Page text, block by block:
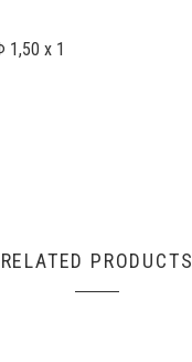
1,50 x 1
RELATED PRODUCTS